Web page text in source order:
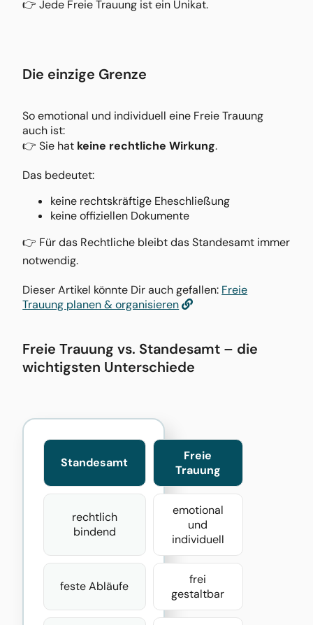
👉 Jede Freie Trauung ist ein Unikat.
Die einzige Grenze
So emotional und individuell eine Freie Trauung
auch ist:
👉 Sie hat keine rechtliche Wirkung.
Das bedeutet:
keine rechtskräftige Eheschließung
keine offiziellen Dokumente
👉 Für das Rechtliche bleibt das Standesamt immer
notwendig.
Dieser Artikel könnte Dir auch gefallen: Freie
Trauung planen & organisieren
Freie Trauung vs. Standesamt – die
wichtigsten Unterschiede
Standesamt
Freie
Trauung
rechtlich
bindend
emotional
und
individuell
feste Abläufe
frei
gestaltbar